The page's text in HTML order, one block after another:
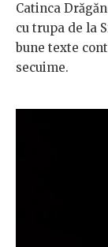
Catinca
cu trupa de la
bune texte
secuime.